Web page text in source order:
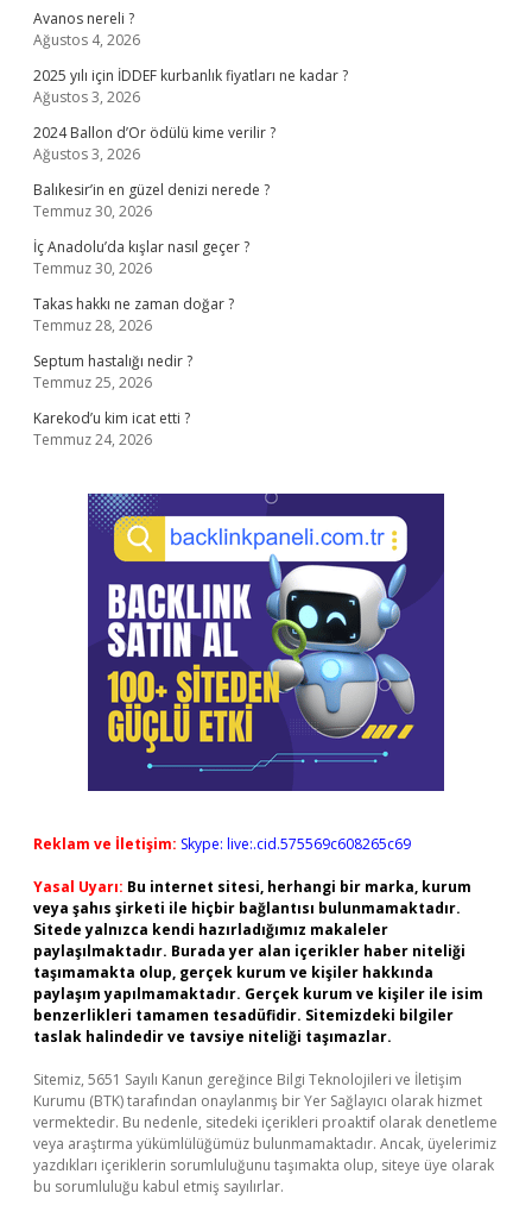
Avanos nereli ?
Ağustos 4, 2026
2025 yılı için İDDEF kurbanlık fiyatları ne kadar ?
Ağustos 3, 2026
2024 Ballon d’Or ödülü kime verilir ?
Ağustos 3, 2026
Balıkesir’in en güzel denizi nerede ?
Temmuz 30, 2026
İç Anadolu’da kışlar nasıl geçer ?
Temmuz 30, 2026
Takas hakkı ne zaman doğar ?
Temmuz 28, 2026
Septum hastalığı nedir ?
Temmuz 25, 2026
Karekod’u kim icat etti ?
Temmuz 24, 2026
Reklam ve İletişim: Skype: live:.cid.575569c608265c69
Yasal Uyarı: Bu internet sitesi, herhangi bir marka, kurum
veya şahıs şirketi ile hiçbir bağlantısı bulunmamaktadır.
Sitede yalnızca kendi hazırladığımız makaleler
paylaşılmaktadır. Burada yer alan içerikler haber niteliği
taşımamakta olup, gerçek kurum ve kişiler hakkında
paylaşım yapılmamaktadır. Gerçek kurum ve kişiler ile isim
benzerlikleri tamamen tesadüfidir. Sitemizdeki bilgiler
taslak halindedir ve tavsiye niteliği taşımazlar.
Sitemiz, 5651 Sayılı Kanun gereğince Bilgi Teknolojileri ve İletişim
Kurumu (BTK) tarafından onaylanmış bir Yer Sağlayıcı olarak hizmet
vermektedir. Bu nedenle, sitedeki içerikleri proaktif olarak denetleme
veya araştırma yükümlülüğümüz bulunmamaktadır. Ancak, üyelerimiz
yazdıkları içeriklerin sorumluluğunu taşımakta olup, siteye üye olarak
bu sorumluluğu kabul etmiş sayılırlar.